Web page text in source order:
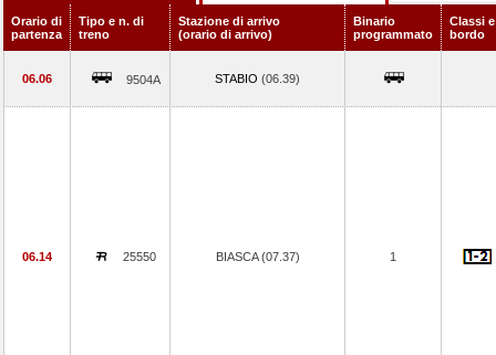
Orario di
partenza
Tipo e n. di
treno
Stazione di arrivo
(orario di arrivo)
Binario
programmato
Classi
bordo
06.06 9504A STABIO (06.39)
06.14 25550 BIASCA (07.37) 1